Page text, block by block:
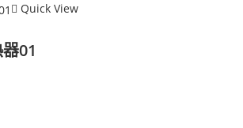
Quick View
01